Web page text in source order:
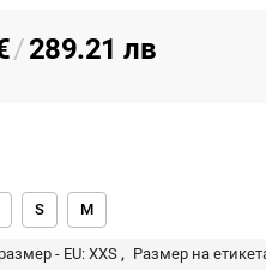
/289.21 лв
S M
- EU: XXS Размер на